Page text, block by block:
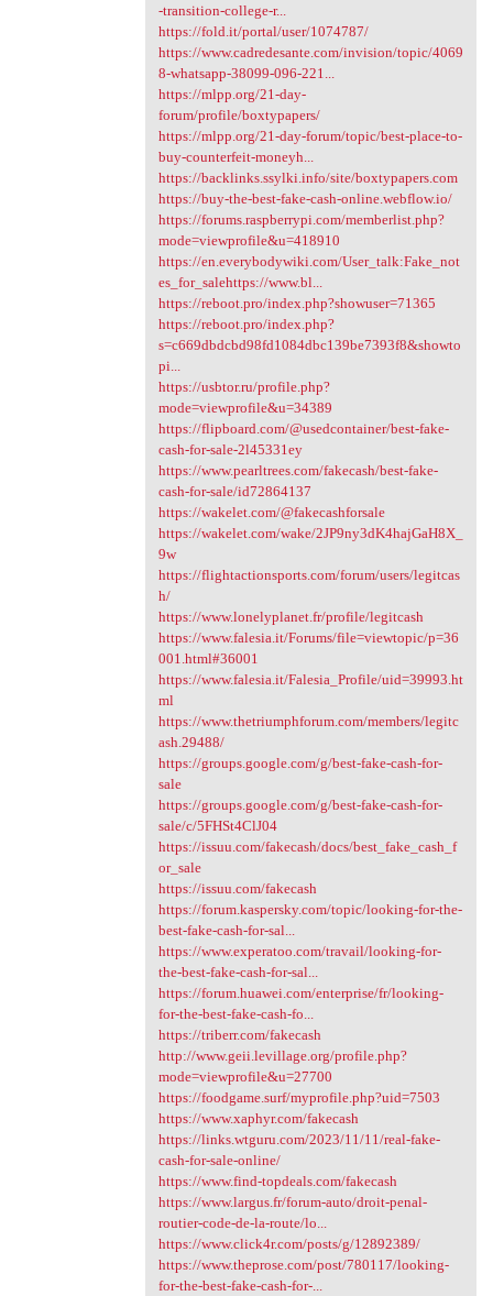
-transition-college-r...
https://fold.it/portal/user/1074787/
https://www.cadredesante.com/invision/topic/4069
8-whatsapp-38099-096-221...
https://mlpp.org/21-day-
forum/profile/boxtypapers/
https://mlpp.org/21-day-forum/topic/best-place-to-
buy-counterfeit-moneyh...
https://backlinks.ssylki.info/site/boxtypapers.com
https://buy-the-best-fake-cash-online.webflow.io/
https://forums.raspberrypi.com/memberlist.php?
mode=viewprofile&u=418910
https://en.everybodywiki.com/User_talk:Fake_not
es_for_salehttps://www.bl...
https://reboot.pro/index.php?showuser=71365
https://reboot.pro/index.php?
s=c669dbdcbd98fd1084dbc139be7393f8&showto
pi...
https://usbtor.ru/profile.php?
mode=viewprofile&u=34389
https://flipboard.com/@usedcontainer/best-fake-
cash-for-sale-2l45331ey
https://www.pearltrees.com/fakecash/best-fake-
cash-for-sale/id72864137
https://wakelet.com/@fakecashforsale
https://wakelet.com/wake/2JP9ny3dK4hajGaH8X_
9w
https://flightactionsports.com/forum/users/legitcas
h/
https://www.lonelyplanet.fr/profile/legitcash
https://www.falesia.it/Forums/file=viewtopic/p=36
001.html#36001
https://www.falesia.it/Falesia_Profile/uid=39993.ht
ml
https://www.thetriumphforum.com/members/legitc
ash.29488/
https://groups.google.com/g/best-fake-cash-for-
sale
https://groups.google.com/g/best-fake-cash-for-
sale/c/5FHSt4ClJ04
https://issuu.com/fakecash/docs/best_fake_cash_f
or_sale
https://issuu.com/fakecash
https://forum.kaspersky.com/topic/looking-for-the-
best-fake-cash-for-sal...
https://www.experatoo.com/travail/looking-for-
the-best-fake-cash-for-sal...
https://forum.huawei.com/enterprise/fr/looking-
for-the-best-fake-cash-fo...
https://triberr.com/fakecash
http://www.geii.levillage.org/profile.php?
mode=viewprofile&u=27700
https://foodgame.surf/myprofile.php?uid=7503
https://www.xaphyr.com/fakecash
https://links.wtguru.com/2023/11/11/real-fake-
cash-for-sale-online/
https://www.find-topdeals.com/fakecash
https://www.largus.fr/forum-auto/droit-penal-
routier-code-de-la-route/lo...
https://www.click4r.com/posts/g/12892389/
https://www.theprose.com/post/780117/looking-
for-the-best-fake-cash-for-...